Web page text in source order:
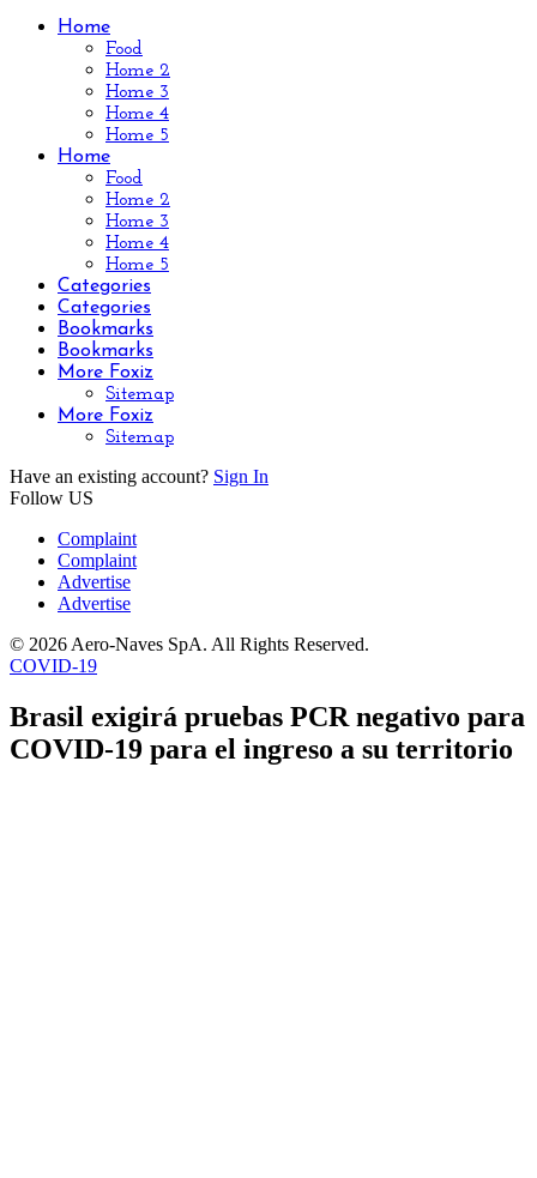
Home
Food
Home 2
Home 3
Home 4
Home 5
Home
Food
Home 2
Home 3
Home 4
Home 5
Categories
Categories
Bookmarks
Bookmarks
More Foxiz
Sitemap
More Foxiz
Sitemap
Have an existing account? Sign In
Follow US
Complaint
Complaint
Advertise
Advertise
© 2026 Aero-Naves SpA. All Rights Reserved.
COVID-19
Brasil exigirá pruebas PCR negativo para
COVID-19 para el ingreso a su territorio